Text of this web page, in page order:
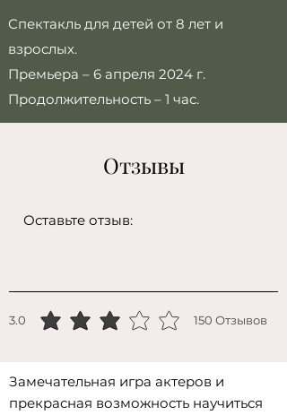
Спектакль для детей от 8 лет и
взрослых.
Премьера – 6 апреля 2024 г.
Продолжительность – 1 час.
Отзывы
3.0 150 Отзывов
средний рейтинг 3 из 5, на основе 150
Замечательная игра актеров и
прекрасная возможность научиться